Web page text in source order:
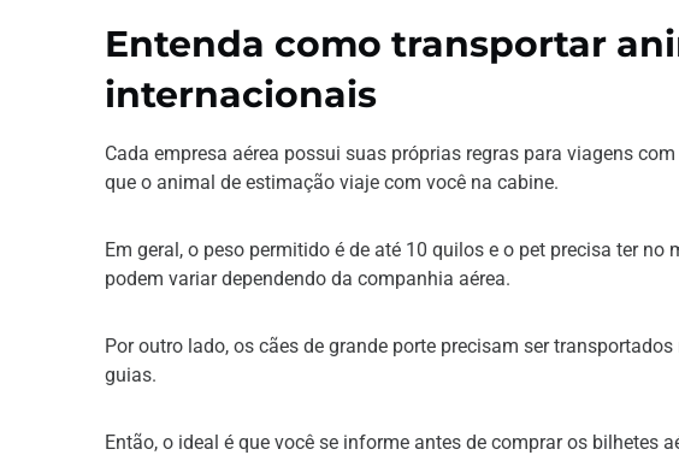
Entenda como transportar
internacionais
Cada empresa aérea possui suas próprias regras para viagens
que o animal de estimação viaje com você na cabine.
Em geral, o peso permitido é de até 10 quilos e o pet precisa ter
podem variar dependendo da companhia aérea.
Por outro lado, os cães de grande porte precisam ser
guias.
Então, o ideal é que você se informe antes de comprar os bilhetes